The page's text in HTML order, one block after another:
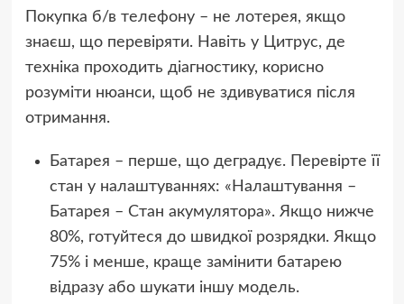
Покупка б/в телефону – не лотерея, якщо
знаєш, що перевіряти. Навіть у Цитрус, де
техніка проходить діагностику, корисно
розуміти нюанси, щоб не здивуватися після
отримання.
Батарея – перше, що деградує. Перевірте її
стан у налаштуваннях: «Налаштування –
Батарея – Стан акумулятора». Якщо нижче
80%, готуйтеся до швидкої розрядки. Якщо
75% і менше, краще замінити батарею
відразу або шукати іншу модель.